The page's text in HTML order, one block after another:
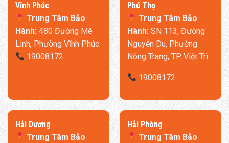
Đặc biệt, trong nhóm túi khí còn có 1 túi khí massage hình
cánh bướm cho vùng trước mũi. Thiết kế này được tối ưu hóa
đặc biệt dựa trên đặc điểm của các huyệt đạo quanh mắt, có
thể tập trung xoa bóp vùng huyệt đạo ở mũi đồng thời ôm khít
hơn với các đường viền của mũi và quanh mắt. Từ đó nâng
cao hiệu quả massage và cũng tránh lực kéo mạnh lên vùng
da nhạy cảm xung quanh mắt.
​Vĩnh Phúc
Trung Tâm Bảo
Hành:480 Đường Mê
Linh, Phường Vĩnh Phúc
19008172
​Phú Thọ
Trung Tâm Bảo
Hành:SN 113, Đường
Nguyễn Du, Phường
Nông Trang, TP. Việt Trì
19008172
​Hải Dương
Trung Tâm Bảo
​Hải Phòng
Trung Tâm Bảo